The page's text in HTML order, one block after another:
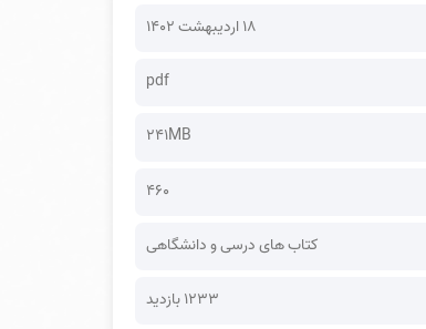
۱۸ اردیبهشت ۱۴۰۲
pdf
241MB
460
کتاب های درسی و دانشگاهی
1233 بازدید